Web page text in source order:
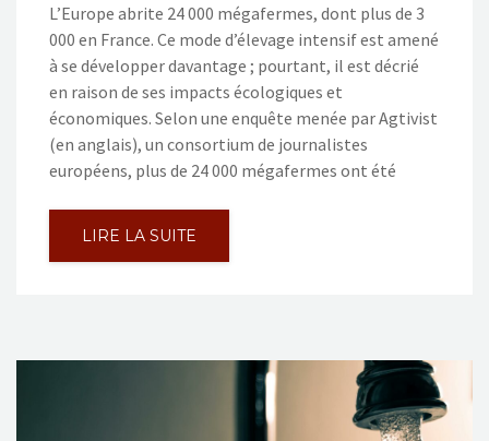
L’Europe abrite 24 000 mégafermes, dont plus de 3
000 en France. Ce mode d’élevage intensif est amené
à se développer davantage ; pourtant, il est décrié
en raison de ses impacts écologiques et
économiques. Selon une enquête menée par Agtivist
(en anglais), un consortium de journalistes
européens, plus de 24 000 mégafermes ont été
LIRE LA SUITE